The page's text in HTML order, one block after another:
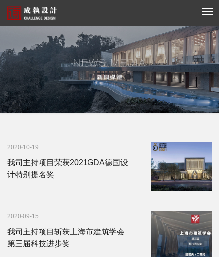
新闻资讯
2020-10-19
我司主持项目荣获2021GDA德国设
计特别提名奖
2020-09-15
我司主持项目斩获上海市建筑学会
第三届科技进步奖